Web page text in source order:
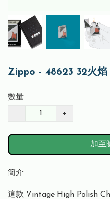
Zippo - 48623 32火焰
數量
− +
加至
簡介
這款 Vintage High Polish